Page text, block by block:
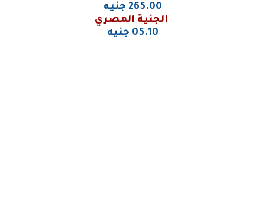
265.00 جنيه
الجنية المصري
05.10 جنيه